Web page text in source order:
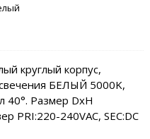
круглый корпус,
БЕЛЫЙ 5000K,
40°. Размер DxH
PRI:220-240VAC, SEC:DC